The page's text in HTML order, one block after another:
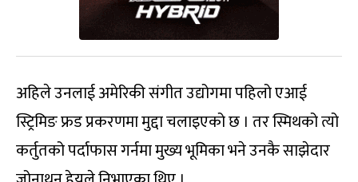
अहिले उनलाई अमेरिकी संगीत उद्योगमा पहिलो एआई
स्ट्रिमिङ फ्रड प्रकरणमा मुद्दा चलाइएको छ । तर स्मिथको त्यो
कर्तुतको पर्दाफास गर्नमा मुख्य भूमिका भने उनकै साझेदार